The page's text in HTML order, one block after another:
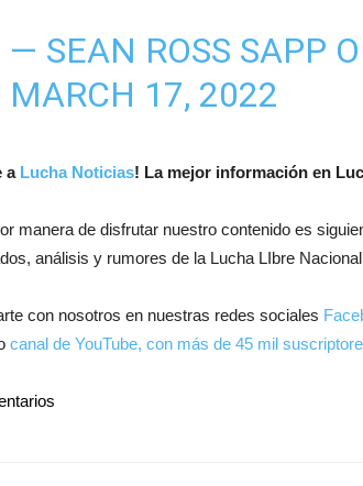
— SEAN ROSS SAPP
MARCH 17, 2022
a Lucha Noticias! La mejor información en
manera de disfrutar nuestro contenido es
análisis y rumores de la Lucha LIbre
con nosotros en nuestras redes sociales
canal de YouTube, con más de 45 mil